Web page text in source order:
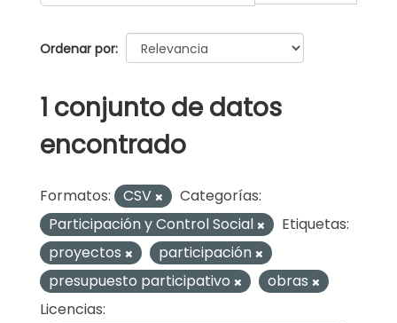
Ordenar por
1 conjunto de datos
encontrado
Formatos: CSV
Categorías:
Participación y Control Social
Etiquetas:
proyectos
participación
presupuesto participativo
obras
Licencias: